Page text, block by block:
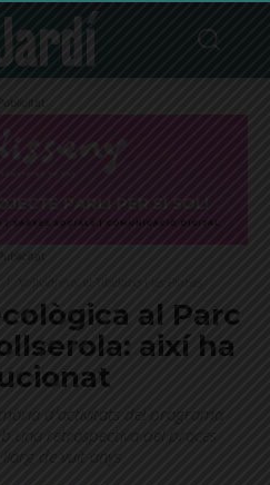
Publicitat
Publicitat
al Parc
així ha
d'activitats del programa
una retrospectiva del procés
de vuit anys